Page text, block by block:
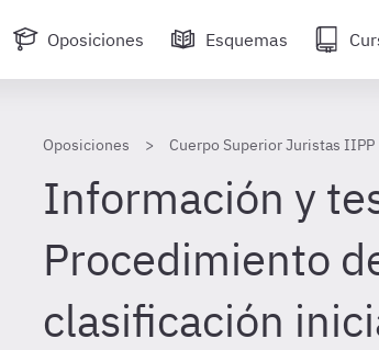
Oposiciones Esquemas
Oposiciones Cuerpo Superior Juristas IIPP
Información y
Procedimiento
clasificación